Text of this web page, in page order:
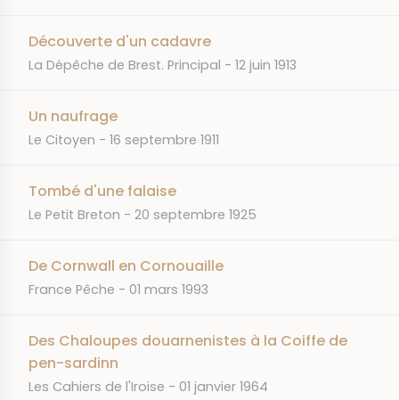
Découverte d'un cadavre
JOURNAL
La Dépêche de Brest. Principal DATE
12 juin 1913
Un naufrage
JOURNAL
Le Citoyen DATE
16 septembre 1911
Tombé d'une falaise
JOURNAL
Le Petit Breton DATE
20 septembre 1925
De Cornwall en Cornouaille
JOURNAL
France Pêche DATE
01 mars 1993
Des Chaloupes douarnenistes à la Coiffe de
pen-sardinn
JOURNAL
Les Cahiers de l'Iroise DATE
01 janvier 1964